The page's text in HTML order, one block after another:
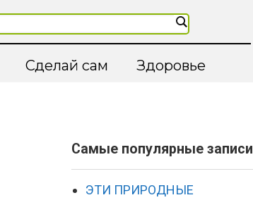
Сделай сам Здоровье
Самые популярные записи
ЭТИ ПРИРОДНЫЕ